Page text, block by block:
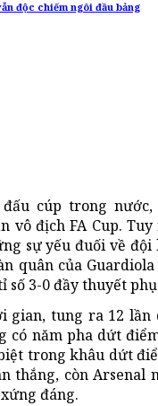
độc chiếm ngôi đầu bảng
cúp trong
vô địch FA Cup.
sự yếu đuối về
quân của
số 3-0 đầy thuyết
gian, tung ra 12
có năm pha dứt
trong khâu dứt
thắng, còn Arsenal
đáng.